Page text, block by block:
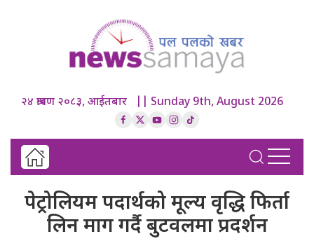
२४ श्रावण २०८३, आईतबार || Sunday 9th, August 2026
पेट्रोलियम पदार्थको मूल्य वृद्धि फिर्ता
लिन माग गर्दै बुटवलमा प्रदर्शन